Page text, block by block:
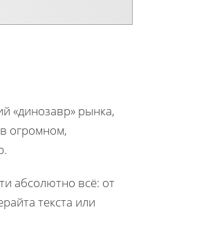
«динозавр» рынка,
огромном,
абсолютно всё: от
текста или